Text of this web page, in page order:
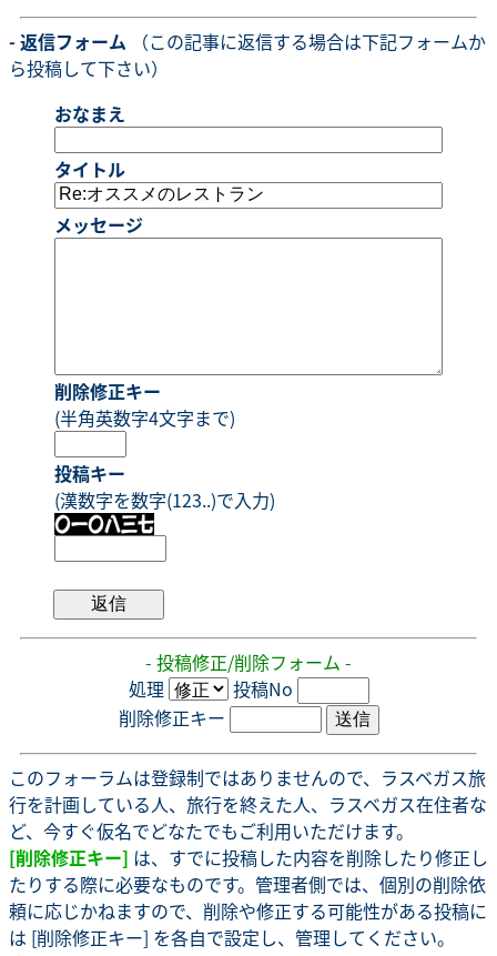
- 返信フォーム （この記事に返信する場合は下記フォームか
ら投稿して下さい）
おなまえ
タイトル
メッセージ
削除修正キー
(半角英数字4文字まで)
投稿キー
(漢数字を数字(123..)で入力)
- 投稿修正/削除フォーム -
処理
投稿No
削除修正キー
このフォーラムは登録制ではありませんので、ラスベガス旅
行を計画している人、旅行を終えた人、ラスベガス在住者な
ど、今すぐ仮名でどなたでもご利用いただけます。
[削除修正キー] は、すでに投稿した内容を削除したり修正し
たりする際に必要なものです。管理者側では、個別の削除依
頼に応じかねますので、削除や修正する可能性がある投稿に
は [削除修正キー] を各自で設定し、管理してください。